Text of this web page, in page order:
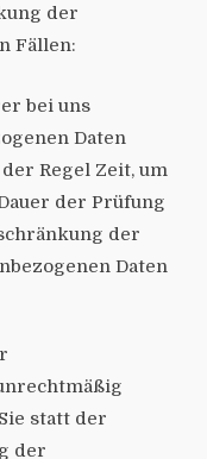
der
Fällen:
bei uns
Daten
Regel Zeit, um
der Prüfung
der
Daten
statt der
der